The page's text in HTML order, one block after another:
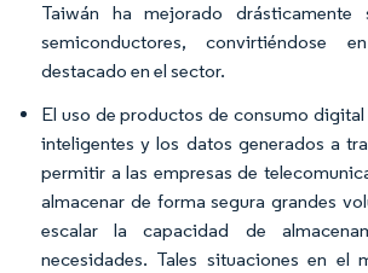
Taiwán ha mejorado
semiconductores, convirtiéndose
destacado en el sector.
El uso de productos de consumo
inteligentes y los datos generados a
permitir a las empresas de
almacenar de forma segura grandes
escalar la capacidad de
necesidades. Tales situaciones en el